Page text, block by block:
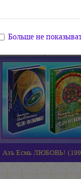
СофиоЛогия
Мира
Азъ Есмь ЛЮБОВЬ!
Больше не